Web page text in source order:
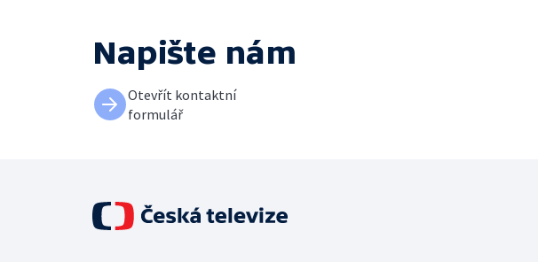
Napište nám
Otevřít kontaktní
formulář